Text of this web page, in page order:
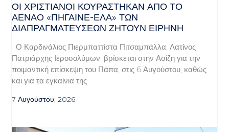
ΟΙ ΧΡΙΣΤΙΑΝΟΊ ΚΟΥΡΆΣΤΗΚΑΝ ΑΠΌ ΤΟ
ΑΈΝΑΟ «ΠΉΓΑΙΝΕ-ΈΛΑ» ΤΩΝ
ΔΙΑΠΡΑΓΜΑΤΕΎΣΕΩΝ ΖΗΤΟΎΝ ΕΙΡΉΝΗ
Ο Καρδινάλιος Πιερμπαττίστα Πιτσαμπάλλα, Λατίνος
Πατριάρχης Ιεροσολύμων, βρίσκεται στην Ασίζη για την
ποιμαντική επίσκεψη του Πάπα, στις 6 Αυγούστου, καθώς
και για τα εγκαίνια της
7 Αυγούστου, 2026